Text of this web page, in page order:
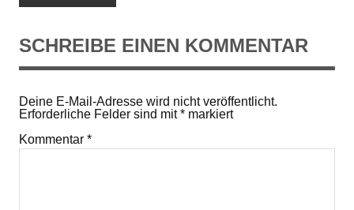
SCHREIBE EINEN KOMMENTAR
Deine E-Mail-Adresse wird nicht veröffentlicht.
Erforderliche Felder sind mit* markiert
Kommentar *